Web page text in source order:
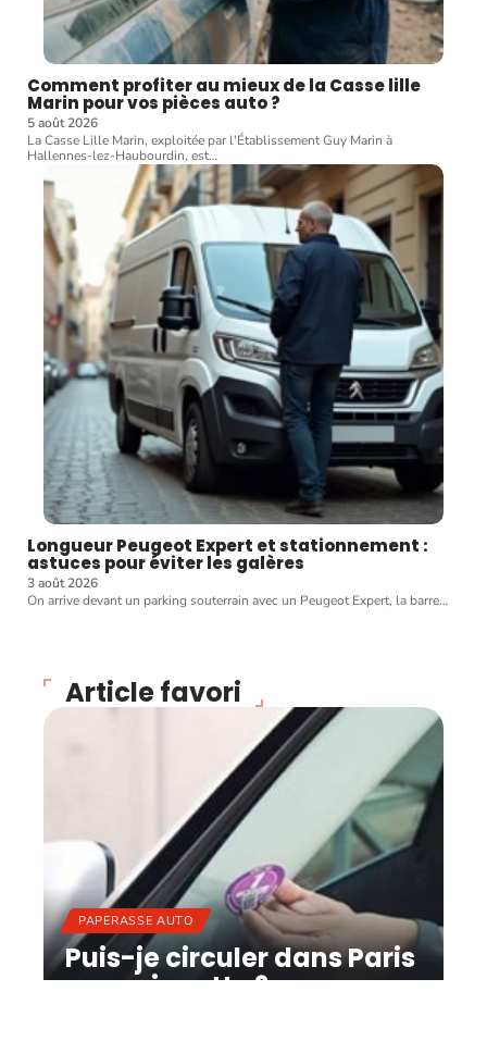
Comment profiter au mieux de la Casse lille
Marin pour vos pièces auto ?
5 août 2026
La Casse Lille Marin, exploitée par l'Établissement Guy Marin à
Hallennes-lez-Haubourdin, est…
Longueur Peugeot Expert et stationnement :
astuces pour éviter les galères
3 août 2026
On arrive devant un parking souterrain avec un Peugeot Expert, la barre…
Article favori
PAPERASSE AUTO
Puis-je circuler dans Paris
sans vignette ?